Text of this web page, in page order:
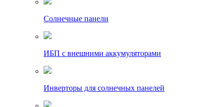
Солнечные панели
ИБП с внешними аккумуляторами
Инверторы для солнечных панелей